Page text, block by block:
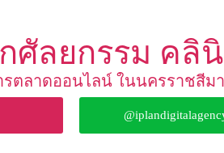
ศัลยกรรม คลิ
รตลาดออนไลน์ ในนครราชสีมา